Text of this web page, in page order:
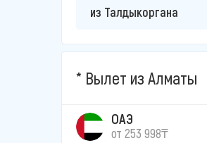
из Талдыкоргана
Вылет из Алматы
ОАЭ
от 253 998₸